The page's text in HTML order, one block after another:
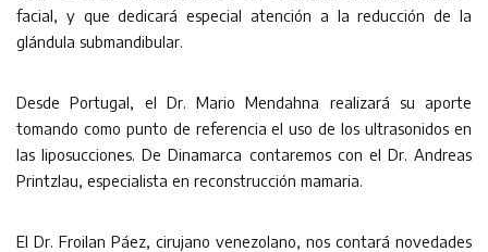
facial, y que dedicará especial atención a la reducción de la
glándula submandibular.
Desde Portugal, el Dr. Mario Mendahna realizará su aporte
tomando como punto de referencia el uso de los ultrasonidos en
las liposucciones. De Dinamarca contaremos con el Dr. Andreas
Printzlau, especialista en reconstrucción mamaria.
El Dr. Froilan Páez, cirujano venezolano, nos contará novedades